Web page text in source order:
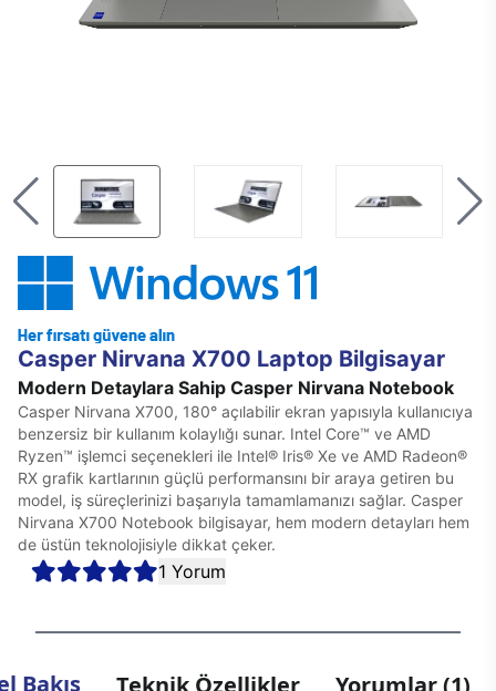
Casper Nirvana X700 Laptop Bilgisayar
Modern Detaylara Sahip Casper Nirvana Notebook
Casper Nirvana X700, 180° açılabilir ekran yapısıyla kullanıcıya
benzersiz bir kullanım kolaylığı sunar. Intel Core™ ve AMD
Ryzen™ işlemci seçenekleri ile Intel® Iris® Xe ve AMD Radeon®
RX grafik kartlarının güçlü performansını bir araya getiren bu
model, iş süreçlerinizi başarıyla tamamlamanızı sağlar. Casper
Nirvana X700 Notebook bilgisayar, hem modern detayları hem
de üstün teknolojisiyle dikkat çeker.
1 Yorum
Bakış Teknik Özellikler Yorumlar (1)